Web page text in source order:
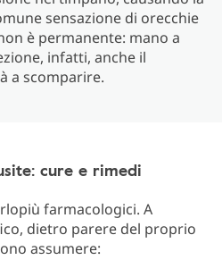
sensazione di orecchie
è permanente: mano a
infatti, anche il
a scomparire.
cure e rimedi
farmacologici. A
dietro parere del proprio
assumere: